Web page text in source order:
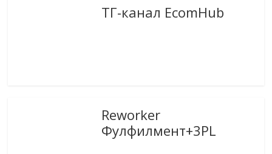
ТГ-канал EcomHub
Reworker
Фулфилмент+3PL